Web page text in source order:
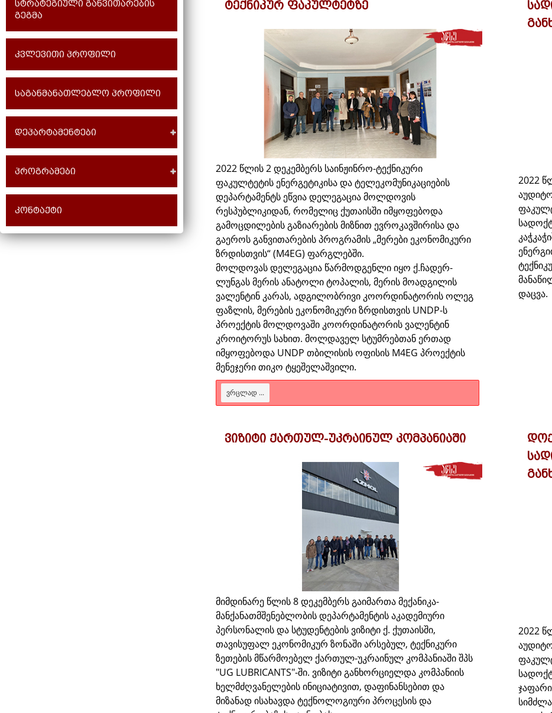
სტრატეგიული განვითარების
გეგმა
კვლევითი პროფილი
საგანმანათლებლო პროფილი
დეპარტამენტები
პროგრამები
კონტაქტი
ტექნიკურ ფაკულტეტზე
2022 წლის 2 დეკემბერს საინჟინრო-ტექნიკური
ფაკულტეტის ენერგეტიკისა და ტელეკომუნიკაციების
დეპარტამენტს ეწვია დელეგაცია მოლდოვის
რესპუბლიკიდან, რომელიც ქუთაისში იმყოფებოდა
გამოცდილების გაზიარების მიზნით ევროკავშირისა და
გაეროს განვითარების პროგრამის „მერები ეკონომიკური
ზრდისთვის“ (M4EG) ფარგლებში.
მოლდოვას დელეგაცია წარმოდგენლი იყო ქ.ჩადერ-
ლუნგას მერის ანატოლი ტოპალის, მერის მოადგილის
ვალენტინ კარას, ადგილობრივი კოორდინატორის ოლეგ
ფაზლის, მერების ეკონომიკური ზრდისთვის UNDP-ს
პროექტის მოლდოვაში კოორდინატორის ვალენტინ
კროიტორუს სახით. მოლდაველ სტუმრებთან ერთად
იმყოფებოდა UNDP თბილისის ოფისის M4EG პროექტის
მენეჯერი თიკო ტყეშელაშვილი.
ᲕᲠᲪᲚᲐᲓ ...
2022
დაცვა.
ვიზიტი ქართულ-უკრაინულ კომპანიაში
მიმდინარე წლის 8 დეკემბერს გაიმართა მექანიკა-
მანქანათმშენებლობის დეპარტამენტის აკადემიური
პერსონალის და სტუდენტების ვიზიტი ქ. ქუთაისში,
თავისუფალ ეკონომიკურ ზონაში არსებულ, ტექნიკური
ზეთების მწარმოებელ ქართულ-უკრაინულ კომპანიაში შპს
"UG LUBRICANTS"-ში. ვიზიტი განხორციელდა კომპანიის
ხელმძღვანელების ინიციატივით, დაფინანსებით და
მიზანად ისახავდა ტექნოლოგიური პროცესის და
2022